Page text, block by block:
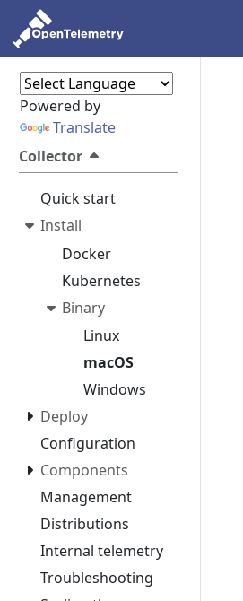
Powered by
Translate
Collector
Quick start
Install
Docker
Kubernetes
Binary
Linux
macOS
Windows
Deploy
Configuration
Components
Management
Distributions
Internal telemetry
Troubleshooting